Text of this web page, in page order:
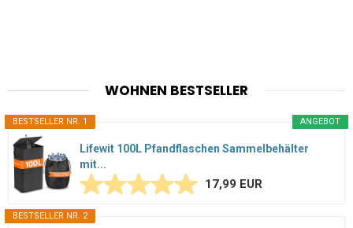
WOHNEN BESTSELLER
ANGEBOT
BESTSELLER NR. 1
Lifewit 100L Pfandflaschen Sammelbehälter
mit...
17,99 EUR
BESTSELLER NR. 2